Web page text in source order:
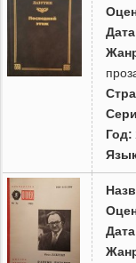
Произведения И.
мира, в том числе на
Год: